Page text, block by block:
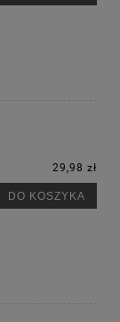
29,98 zł
DO KOSZYKA